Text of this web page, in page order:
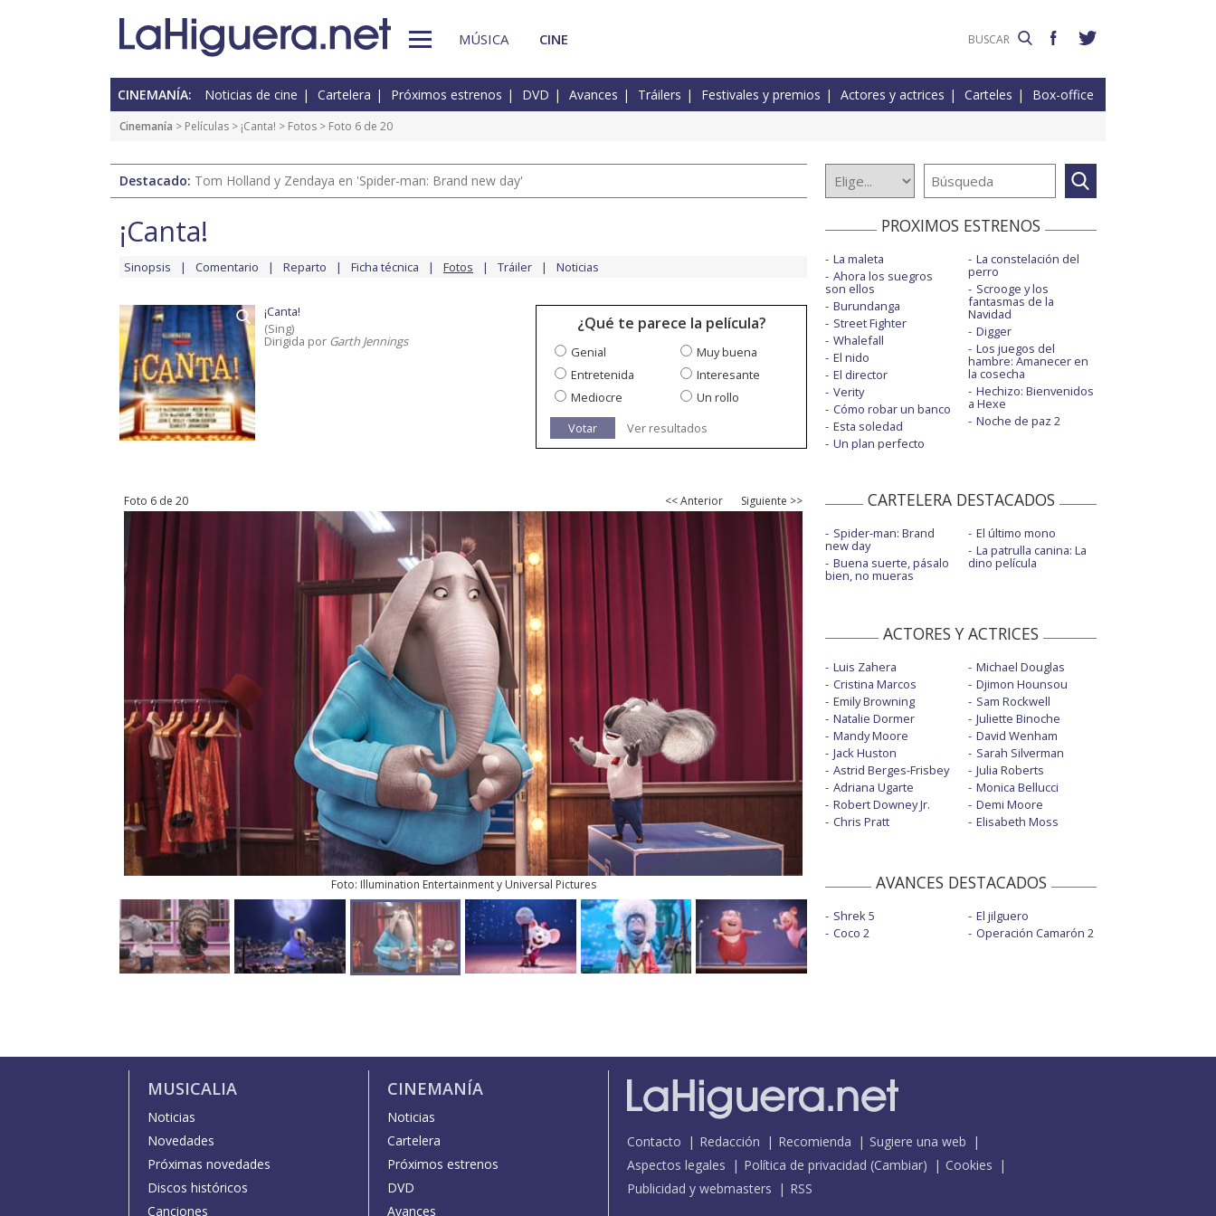
MÚSICA CINE
CINEMANÍA: Noticias de cine Cartelera Próximos estrenos DVD Avances Tráilers Festivales y premios Actores y actrices Carteles Box-office
Cinemanía > Películas > ¡Canta! > Fotos > Foto 6 de 20
Destacado: Tom Holland y Zendaya en 'Spider-man: Brand new day'
¡Canta!
Sinopsis Comentario Reparto Ficha técnica Fotos Tráiler Noticias
¡Canta!
(Sing)
Dirigida por Garth Jennings
¿Qué te parece la película?
Genial
Muy buena
Entretenida
Interesante
Mediocre
Un rollo
Votar
Ver resultados
Foto 6 de 20 << Anterior Siguiente >>
Foto: Illumination Entertainment y Universal Pictures
PROXIMOS ESTRENOS
La maleta
Ahora los suegros
son ellos
Burundanga
Street Fighter
Whalefall
El nido
El director
Verity
Cómo robar un banco
Esta soledad
Un plan perfecto
La constelación del
perro
Scrooge y los
fantasmas de la
Navidad
Digger
Los juegos del
hambre: Amanecer en
la cosecha
Hechizo: Bienvenidos
a Hexe
Noche de paz 2
CARTELERA DESTACADOS
Spider-man: Brand
new day
Buena suerte, pásalo
bien, no mueras
El último mono
La patrulla canina: La
dino película
ACTORES Y ACTRICES
Luis Zahera
Cristina Marcos
Emily Browning
Natalie Dormer
Mandy Moore
Jack Huston
Astrid Berges-Frisbey
Adriana Ugarte
Robert Downey Jr.
Chris Pratt
Michael Douglas
Djimon Hounsou
Sam Rockwell
Juliette Binoche
David Wenham
Sarah Silverman
Julia Roberts
Monica Bellucci
Demi Moore
Elisabeth Moss
AVANCES DESTACADOS
Shrek 5
Coco 2
El jilguero
Operación Camarón 2
MUSICALIA
Noticias
Novedades
Próximas novedades
Discos históricos
Canciones
CINEMANÍA
Noticias
Cartelera
Próximos estrenos
DVD
Avances
Contacto Redacción Recomienda
Sugiere una web
Aspectos legales
Política de privacidad (Cambiar)
Cookies
Publicidad y webmasters
RSS